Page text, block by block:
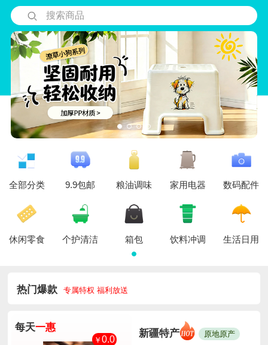
搜索商品
全部分类 9.9包邮 粮油调味 家用电器 数码配件
休闲零食 个护清洁 箱包 饮料冲调 生活日用
热门爆款 专属特权 福利放送
每天一惠
￥ 0.0
新疆特产 原地原产